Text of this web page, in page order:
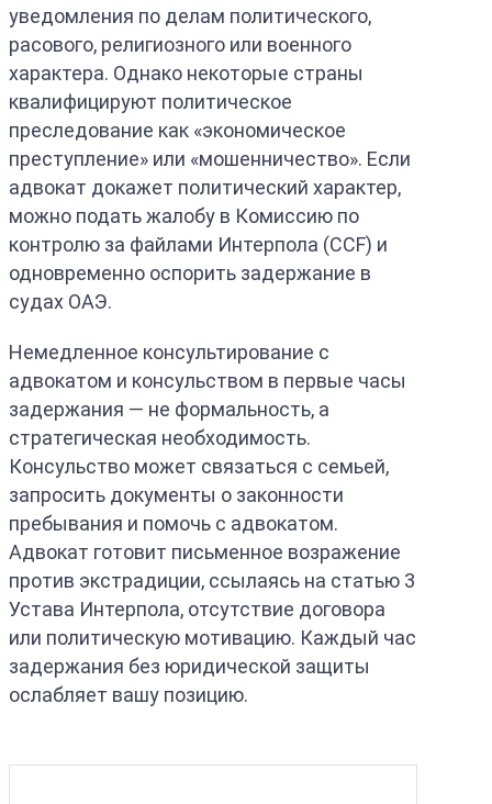
уведомления по делам политического,
расового, религиозного или военного
характера. Однако некоторые страны
квалифицируют политическое
преследование как «экономическое
преступление» или «мошенничество». Если
адвокат докажет политический характер,
можно подать жалобу в Комиссию по
контролю за файлами Интерпола (CCF) и
одновременно оспорить задержание в
судах ОАЭ.
Немедленное консультирование с
адвокатом и консульством в первые часы
задержания — не формальность, а
стратегическая необходимость.
Консульство может связаться с семьей,
запросить документы о законности
пребывания и помочь с адвокатом.
Адвокат готовит письменное возражение
против экстрадиции, ссылаясь на статью 3
Устава Интерпола, отсутствие договора
или политическую мотивацию. Каждый час
задержания без юридической защиты
ослабляет вашу позицию.